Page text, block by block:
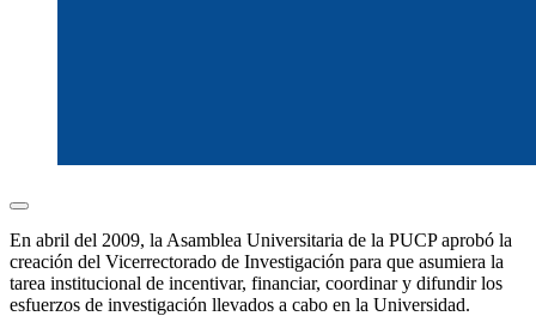
En abril del 2009, la Asamblea Universitaria de la PUCP aprobó la
creación del Vicerrectorado de Investigación para que asumiera la
tarea institucional de incentivar, financiar, coordinar y difundir los
esfuerzos de investigación llevados a cabo en la Universidad.